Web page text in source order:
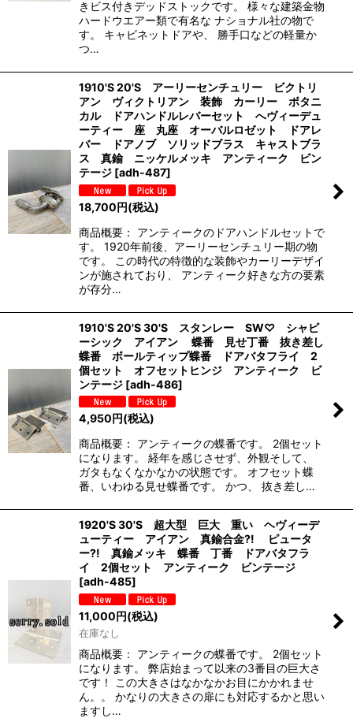
きビス付きデッドストックです。 様々な建築金物
ハードウエアー類で有名な ナショナル社の物で
す。 キャビネットドアや、 勝手口などの軽量か
つ…
1910'S 20'S アーリーセンチュリー ビクトリ
アン ヴィクトリアン 装飾 カーリー ボタニ
カル ドアハンドルレバーセット へヴィーデュ
ーティー 座 丸座 オーバルロゼット ドアレ
バー ドアノブ ソリッドブラス キャストブラ
ス 真鍮 ニッケルメッキ アンティーク ビン
テージ [adh-487]
18,700円(税込)
商品概要： アンティークのドアハンドルセットで
す。 1920年前後、アーリーセンチュリー期の物
です。 この時代の特徴的な装飾やカーリーデザイ
ンが施されており、 アンティーク好きな方の要素
が存分…
1910'S 20'S 30'S スタンレー SW♡ シャビ
ーシック アイアン 蝶番 見せ丁番 抜き差し
蝶番 ボールティップ蝶番 ドアバタフライ 2
個セット オフセットヒンジ アンティーク ビ
ンテージ [adh-486]
4,950円(税込)
商品概要： アンティークの蝶番です。 2個セット
になります。 経年を感じさせず、外観そして、
ガタもなくなかなかの状態です。 オフセット蝶
番、いわゆる見せ蝶番です。 かつ、 抜き差し…
1920'S 30'S 超大型 巨大 重い ヘヴィーデ
ューティー アイアン 真鍮合金?! ピュータ
ー?! 真鍮メッキ 蝶番 丁番 ドアバタフラ
イ 2個セット アンティーク ビンテージ
[adh-485]
11,000円(税込)
在庫なし
商品概要： アンティークの蝶番です。 2個セット
になります。 弊店始まって以来の3番目の巨大さ
です！ この大きさはなかなかお目にかかれませ
ん。。 かなりの大きさの扉にも対応するかと思い
ますし…